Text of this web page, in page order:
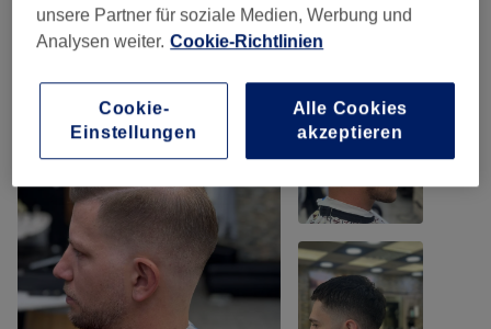
Unsere Arbeit
unsere Partner für soziale Medien, Werbung und
Analysen weiter. Cookie-Richtlinien
Cookie-
Einstellungen
Alle Cookies
akzeptieren